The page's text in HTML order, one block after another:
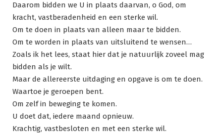
Daarom bidden we U in plaats daarvan, o God, om
kracht, vastberadenheid en een sterke wil.
Om te doen in plaats van alleen maar te bidden.
Om te worden in plaats van uitsluitend te wensen…
Zoals ik het lees, staat hier dat je natuurlijk zoveel mag
bidden als je wilt.
Maar de allereerste uitdaging en opgave is om te doen.
Waartoe je geroepen bent.
Om zelf in beweging te komen.
U doet dat, iedere maand opnieuw.
Krachtig, vastbesloten en met een sterke wil.